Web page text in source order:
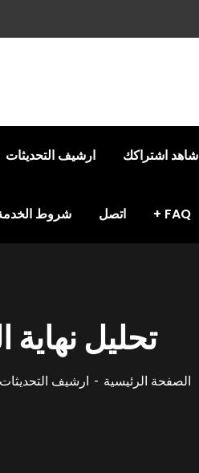
شاهد اشتراكك ارشيف التحديثات
FAQ اتصل شروط
تحليل
الصفحة الرئيسية ارشيف التحديثات